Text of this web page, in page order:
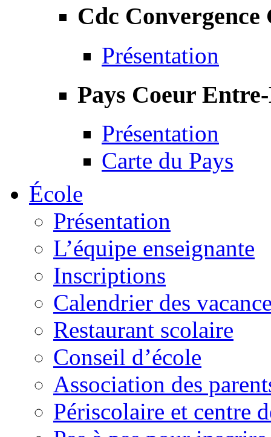
Cdc Convergence
Présentation
Pays Coeur
Présentation
Carte du Pays
École
Présentation
L’équipe enseignante
Inscriptions
Calendrier des
Restaurant scolaire
Conseil d’école
Association des
Périscolaire et centre